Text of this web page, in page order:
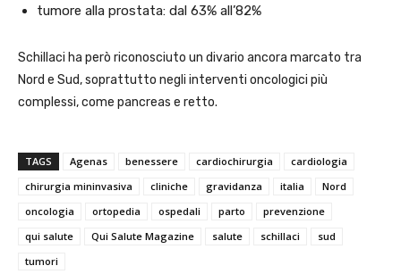
tumore alla prostata: dal 63% all’82%
Schillaci ha però riconosciuto un divario ancora marcato tra
Nord e Sud, soprattutto negli interventi oncologici più
complessi, come pancreas e retto.
TAGS Agenas benessere cardiochirurgia
cardiologia
chirurgia mininvasiva
cliniche gravidanza italia
Nord
oncologia
ortopedia ospedali parto
prevenzione
qui salute
Qui Salute Magazine salute schillaci
sud
tumori